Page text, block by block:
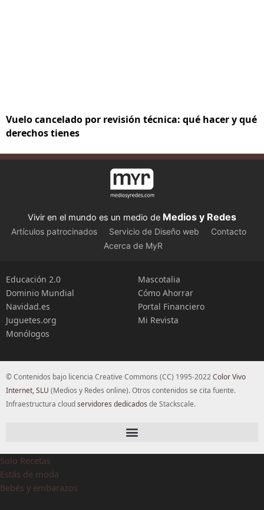
Vuelo cancelado por revisión técnica: qué hacer y qué
derechos tienes
Vivir en el mundo es un medio de Medios y Redes
Artículos patrocinados Servicio de Diseño web
Contacto
Acerca de MyR
Educación 2.0
Dominio Mundial
Navidad.es
Juguetes.org
Monólogos
Mascotalia
Cómo Ahorrar
Portal Financiero
Mi Revista
© Contenidos bajo licencia Creative Commons (CC) 1995-2022Color Vivo
Internet, SLU (Medios y Redes online). Otros contenidos se cita fuente.
Infraestructura cloudservidores dedicados de Stackscale.
Solo Recetas
Estás de moda
Bebés y embarazos